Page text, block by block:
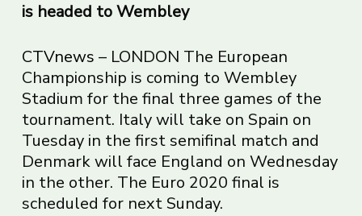
is headed to Wembley
CTVnews – LONDON The European
Championship is coming to Wembley
Stadium for the final three games of the
tournament. Italy will take on Spain on
Tuesday in the first semifinal match and
Denmark will face England on Wednesday
in the other. The Euro 2020 final is
scheduled for next Sunday.